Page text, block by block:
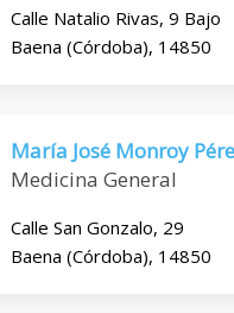
Calle Natalio Rivas, 9 Bajo
Baena (Córdoba), 14850
María José Monroy
Medicina General
Calle San Gonzalo, 29
Baena (Córdoba), 14850